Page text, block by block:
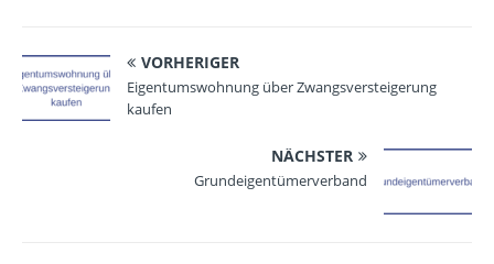
VORHERIGER
Eigentumswohnung über Zwangsversteigerung
kaufen
NÄCHSTER
Grundeigentümerverband